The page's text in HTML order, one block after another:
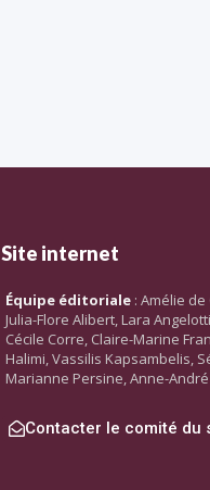
Site internet
Équipe éditoriale : Amélie
Julia-Flore Alibert, Lara
Cécile Corre, Claire-Marine
Halimi, Vassilis Kapsambelis,
Marianne Persine, Anne-
Contacter le comité du